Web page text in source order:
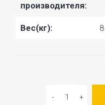
производителя:
Вес(кг): 8